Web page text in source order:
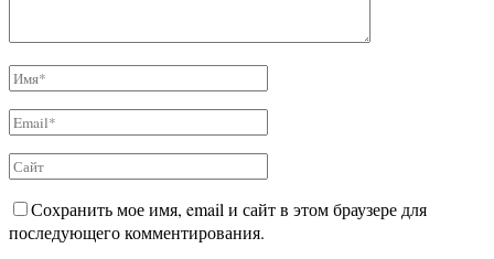
Сохранить мое имя, email и сайт в этом браузере для
последующего комментирования.